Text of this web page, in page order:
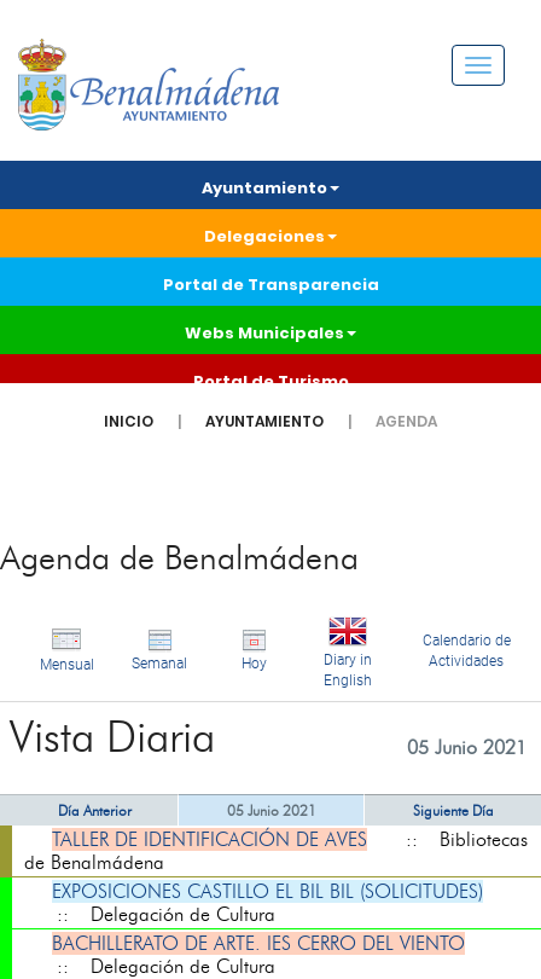
Menú
Ayuntamiento
Delegaciones
Portal de Transparencia
Webs Municipales
Portal de Turismo
INICIO AYUNTAMIENTO AGENDA
Agenda de Benalmádena
Mensual Semanal Hoy
Diary in
English
Calendario de
Actividades
Vista Diaria 05 Junio 2021
Día Anterior 05 Junio 2021 Siguiente Día
TALLER DE IDENTIFICACIÓN DE AVES
:: Bibliotecas
de Benalmádena
EXPOSICIONES CASTILLO EL BIL BIL (SOLICITUDES)
:: Delegación de Cultura
BACHILLERATO DE ARTE. IES CERRO DEL VIENTO
:: Delegación de Cultura